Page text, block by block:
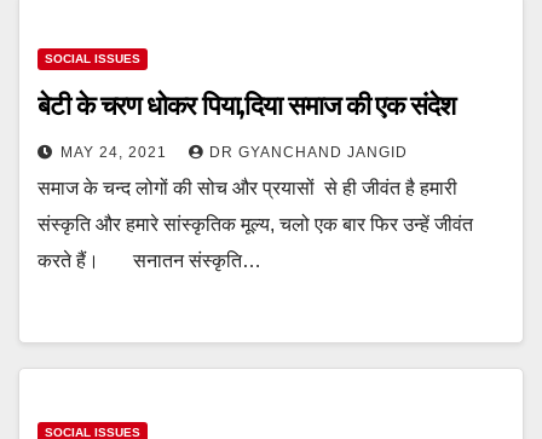
SOCIAL ISSUES
बेटी के चरण धोकर पिया,दिया समाज की एक संदेश
MAY 24, 2021 DR GYANCHAND JANGID
समाज के चन्द लोगों की सोच और प्रयासों से ही जीवंत है हमारी
संस्कृति और हमारे सांस्कृतिक मूल्य, चलो एक बार फिर उन्हें जीवंत
करते हैं। सनातन संस्कृति…
SOCIAL ISSUES